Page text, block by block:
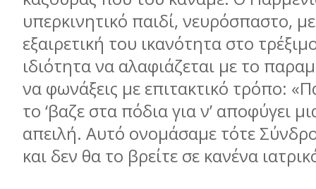
υπερκινητικό παιδί, νευρόσπαστο,
εξαιρετική του ικανότητα στο
ιδιότητα να αλαφιάζεται με το
να φωνάξεις με επιτακτικό τρόπο:
το ‘βαζε στα πόδια για ν’ αποφύγει
απειλή. Αυτό ονομάσαμε τότε
και δεν θα το βρείτε σε κανένα